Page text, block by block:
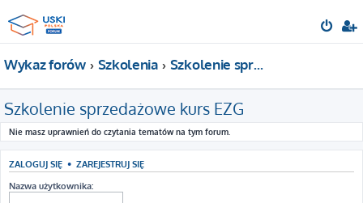
Wykaz forów Szkolenia Szkolenie sprzedażowe kurs EZG
Szkolenie sprzedażowe kurs EZG
Nie masz uprawnień do czytania tematów na tym forum.
ZALOGUJ SIĘ • ZAREJESTRUJ SIĘ
Nazwa użytkownika: